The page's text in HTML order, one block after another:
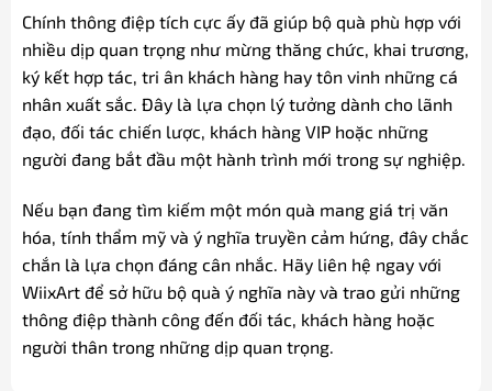
Chính thông điệp tích cực ấy đã giúp bộ quà phù hợp với
nhiều dịp quan trọng như mừng thăng chức, khai trương,
ký kết hợp tác, tri ân khách hàng hay tôn vinh những cá
nhân xuất sắc. Đây là lựa chọn lý tưởng dành cho lãnh
đạo, đối tác chiến lược, khách hàng VIP hoặc những
người đang bắt đầu một hành trình mới trong sự nghiệp.
Nếu bạn đang tìm kiếm một món quà mang giá trị văn
hóa, tính thẩm mỹ và ý nghĩa truyền cảm hứng, đây chắc
chắn là lựa chọn đáng cân nhắc. Hãy liên hệ ngay với
WiixArt để sở hữu bộ quà ý nghĩa này và trao gửi những
thông điệp thành công đến đối tác, khách hàng hoặc
người thân trong những dịp quan trọng.